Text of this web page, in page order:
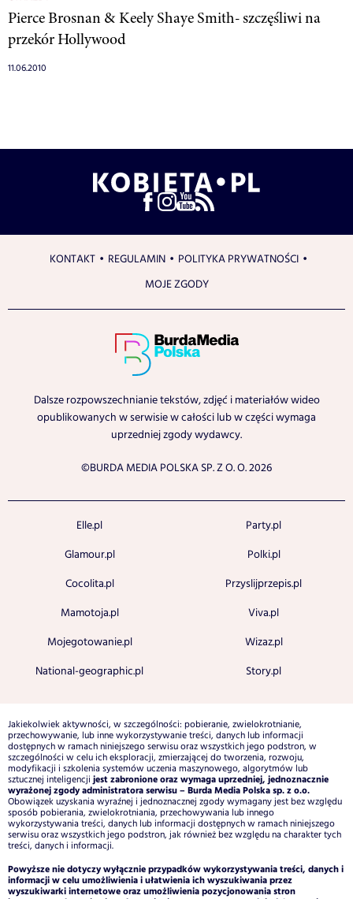
Pierce Brosnan & Keely Shaye Smith- szczęśliwi na
przekór Hollywood
11.06.2010
KONTAKT REGULAMIN
POLITYKA PRYWATNOŚCI
MOJE ZGODY
Dalsze rozpowszechnianie tekstów, zdjęć i materiałów wideo
opublikowanych w serwisie w całości lub w części wymaga
uprzedniej zgody wydawcy.
©BURDA MEDIA POLSKA SP. Z O. O. 2026
Elle.pl
Glamour.pl
Cocolita.pl
Mamotoja.pl
Mojegotowanie.pl
National-geographic.pl
Party.pl
Polki.pl
Przyslijprzepis.pl
Viva.pl
Wizaz.pl
Story.pl
Jakiekolwiek aktywności, w szczególności: pobieranie, zwielokrotnianie,
przechowywanie, lub inne wykorzystywanie treści, danych lub informacji
dostępnych w ramach niniejszego serwisu oraz wszystkich jego podstron, w
szczególności w celu ich eksploracji, zmierzającej do tworzenia, rozwoju,
modyfikacji i szkolenia systemów uczenia maszynowego, algorytmów lub
sztucznej inteligencji jest zabronione oraz wymaga uprzedniej, jednoznacznie
wyrażonej zgody administratora serwisu – Burda Media Polska sp. z o.o.
Obowiązek uzyskania wyraźnej i jednoznacznej zgody wymagany jest bez względu
sposób pobierania, zwielokrotniania, przechowywania lub innego
wykorzystywania treści, danych lub informacji dostępnych w ramach niniejszego
serwisu oraz wszystkich jego podstron, jak również bez względu na charakter tych
treści, danych i informacji.
Powyższe nie dotyczy wyłącznie przypadków wykorzystywania treści, danych i
informacji w celu umożliwienia i ułatwienia ich wyszukiwania przez
wyszukiwarki internetowe oraz umożliwienia pozycjonowania stron